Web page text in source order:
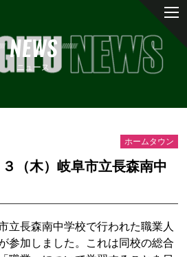
NEWS
ニュース
ホームタウン
３（木）岐阜市立長森南中
立長森南中学校で行われた職業人
参加しました。これは同校の総合